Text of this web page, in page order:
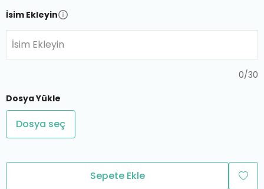
İsim Ekleyin
İsim Ekleyin
0/30
Dosya Yükle
Dosya seç
Sepete Ekle